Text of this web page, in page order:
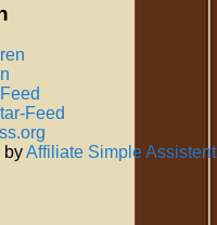
Feed
byAffiliate Simple Assistent